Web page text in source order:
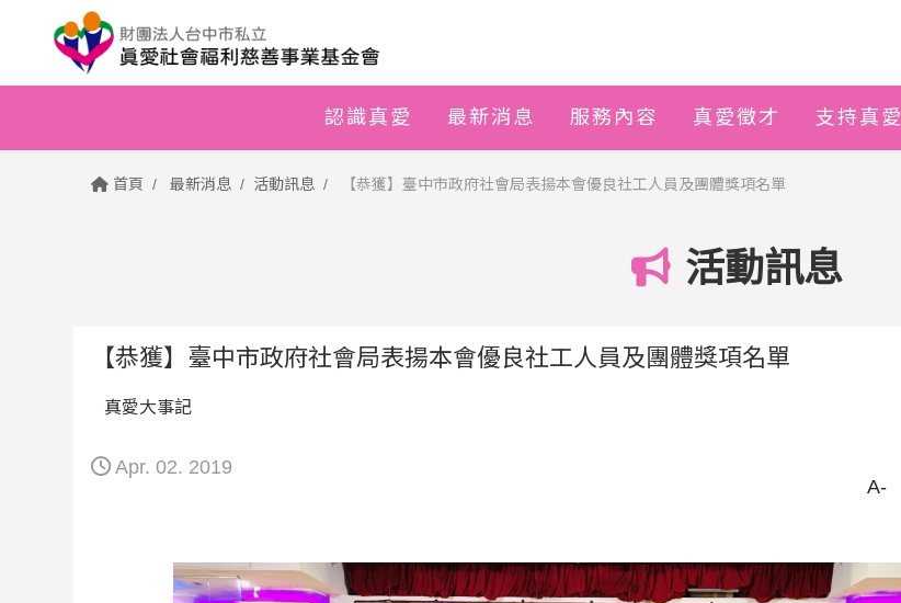
認識真愛 最新消息 服務內容 真愛徵才 支持真愛
首頁 最新消息 活動訊息 【恭獲】臺中市政府社會局表揚本會優良社工人員及團體獎項名單
活動訊息
【恭獲】臺中市政府社會局表揚本會優良社工人員及團體獎項名單
真愛大事記
Apr. 02. 2019
A-